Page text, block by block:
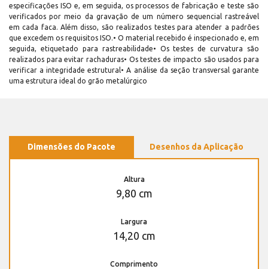
especificações ISO e, em seguida, os processos de fabricação e teste são
verificados por meio da gravação de um número sequencial rastreável
em cada faca. Além disso, são realizados testes para atender a padrões
que excedem os requisitos ISO.• O material recebido é inspecionado e, em
seguida, etiquetado para rastreabilidade• Os testes de curvatura são
realizados para evitar rachaduras• Os testes de impacto são usados para
verificar a integridade estrutural• A análise da seção transversal garante
uma estrutura ideal do grão metalúrgico
Dimensões do Pacote Desenhos da Aplicação
Altura
9,80 cm
Largura
14,20 cm
Comprimento